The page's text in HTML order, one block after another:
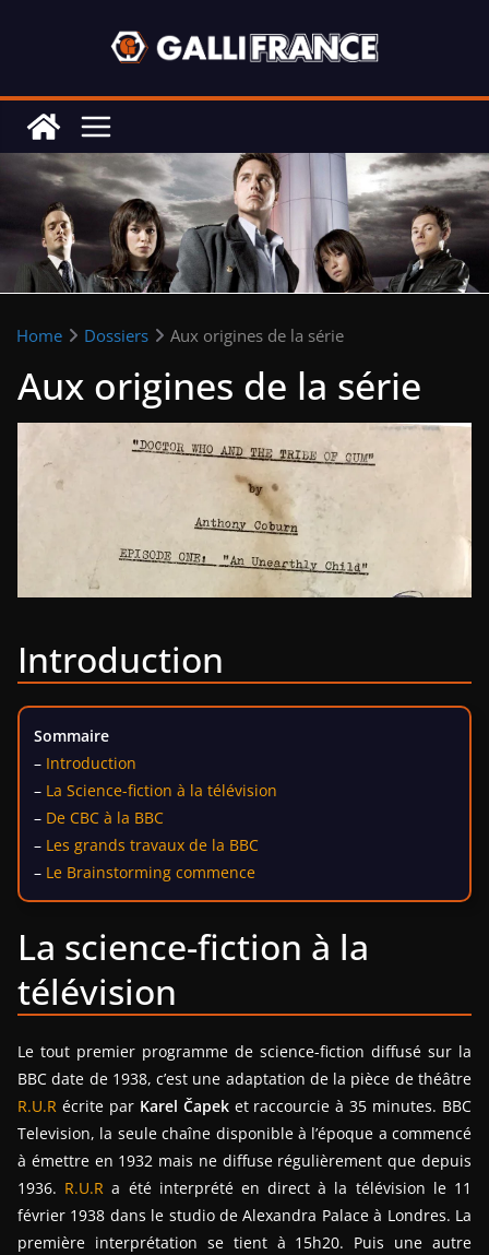
Home Dossiers Aux origines de la série
Aux origines de la série
Introduction
Sommaire
– Introduction
– La Science-fiction à la télévision
– De CBC à la BBC
– Les grands travaux de la BBC
– Le Brainstorming commence
La science-fiction à la
télévision
Le tout premier programme de science-fiction diffusé sur la
BBC date de 1938, c’est une adaptation de la pièce de théâtre
R.U.R écrite par Karel Čapeket raccourcie à 35 minutes. BBC
Television, la seule chaîne disponible à l’époque a commencé
à émettre en 1932 mais ne diffuse régulièrement que depuis
1936. R.U.R a été interprété en direct à la télévision le 11
février 1938 dans le studio de Alexandra Palace à Londres. La
première interprétation se tient à 15h20. Puis une autre